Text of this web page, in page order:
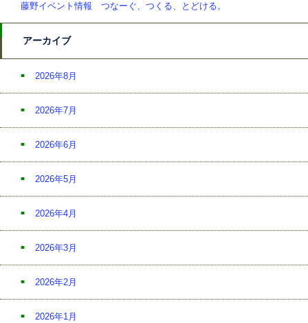
藤野イベント情報 つなーぐ、つくる、とどける。
アーカイブ
2026年8月
2026年7月
2026年6月
2026年5月
2026年4月
2026年3月
2026年2月
2026年1月